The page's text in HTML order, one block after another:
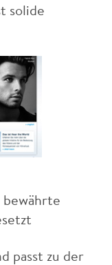
solide
passt zu der